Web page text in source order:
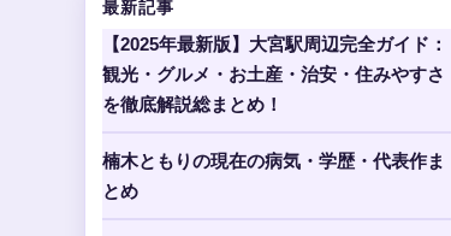
最新記事
【2025年最新版】大宮駅周辺完全ガイド：
観光・グルメ・お土産・治安・住みやすさ
を徹底解説総まとめ！
楠木ともりの現在の病気・学歴・代表作ま
とめ